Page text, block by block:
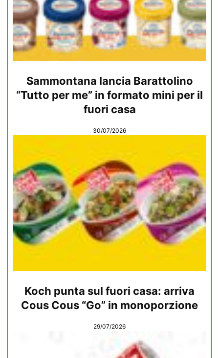
Sammontana lancia Barattolino
“Tutto per me” in formato mini per il
fuori casa
30/07/2026
Koch punta sul fuori casa: arriva
Cous Cous “Go” in monoporzione
29/07/2026